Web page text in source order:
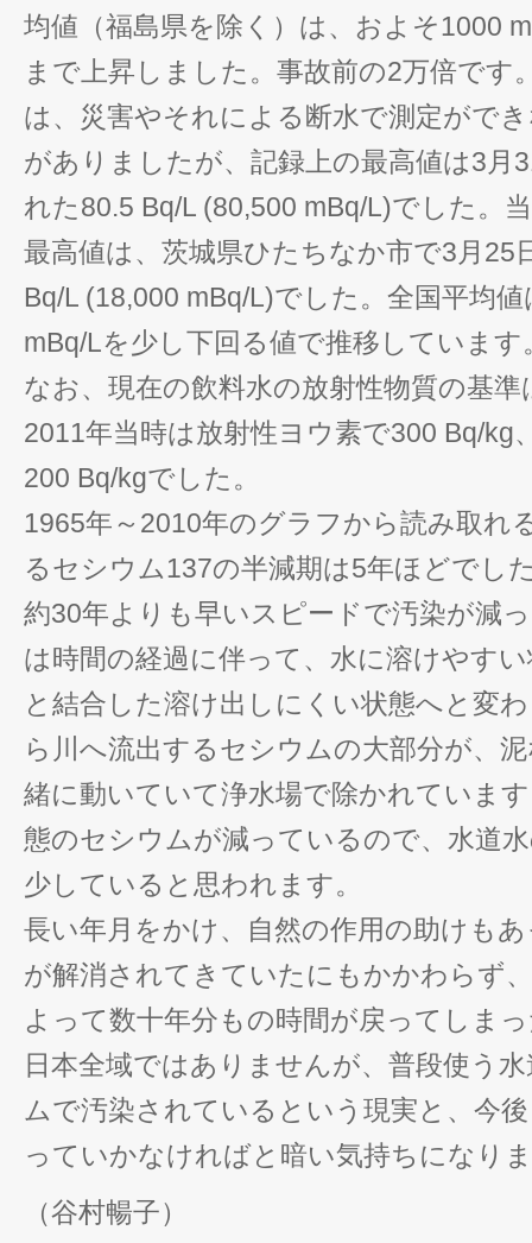
均値（福島県を除く）は、およそ1000
まで上昇しました。事故前の2万倍です
は、災害やそれによる断水で測定がで
がありましたが、記録上の最高値は3月
れた80.5 Bq/L (80,500 mBq/L)でした。
最高値は、茨城県ひたちなか市で3月25
Bq/L (18,000 mBq/L)でした。全国平均
mBq/Lを少し下回る値で推移しています
なお、現在の飲料水の放射性物質の基
2011年当時は放射性ヨウ素で300 Bq/kg
200 Bq/kgでした。
1965年～2010年のグラフから読み取れ
るセシウム137の半減期は5年ほどでし
約30年よりも早いスピードで汚染が減
は時間の経過に伴って、水に溶けやす
と結合した溶け出しにくい状態へと変
ら川へ流出するセシウムの大部分が、
緒に動いていて浄水場で除かれていま
態のセシウムが減っているので、水道
少していると思われます。
長い年月をかけ、自然の作用の助けも
が解消されてきていたにもかかわらず
よって数十年分もの時間が戻ってしま
日本全域ではありませんが、普段使う
ムで汚染されているという現実と、今
っていかなければと暗い気持ちになり
（谷村暢子）